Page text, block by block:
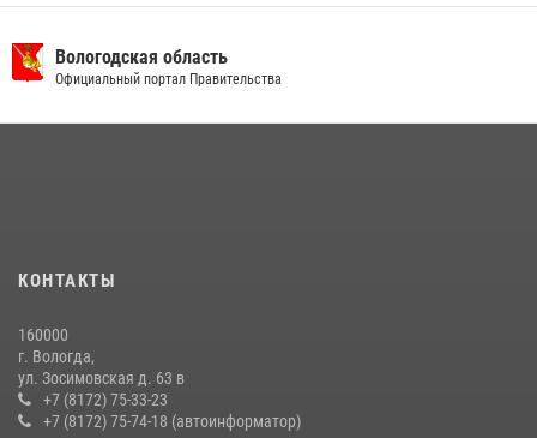
взаимодействие по профилактике мошенничеств
22 июля 2026, 12:10 2
минувшую неделю
21 единицу оружия изъяли за минувшую неделю сотрудники
Росгвардии в Вологодской области
20 июля 2026, 10:47
Вологодская область
Официальный портал Правительства
КОНТАКТЫ
160000
г. Вологда,
ул. Зосимовская д. 63 в
+7 (8172) 75-33-23
+7 (8172) 75-74-18 (автоинформатор)